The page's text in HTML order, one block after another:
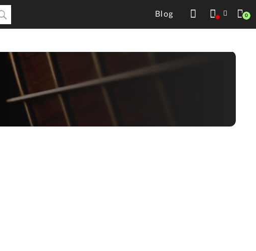
Blog 0